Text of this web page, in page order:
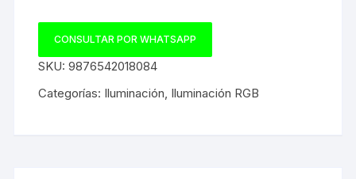
CONSULTAR POR WHATSAPP
SKU:9876542018084
Categorías: Iluminación Iluminación RGB